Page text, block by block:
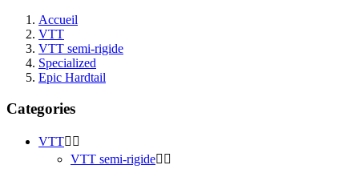
Accueil
VTT
VTT semi-rigide
Specialized
Epic Hardtail
Categories
VTT 
VTT semi-rigide 